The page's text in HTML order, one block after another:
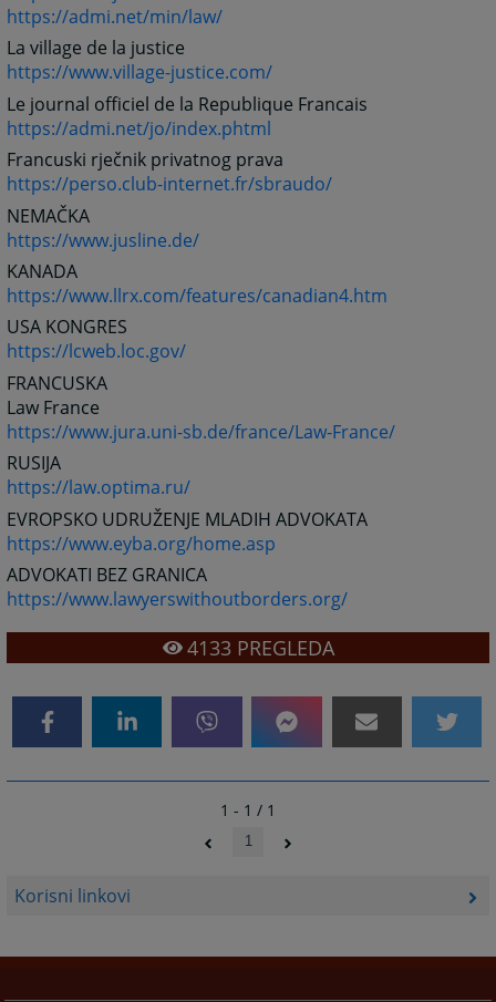
Korisni linkovi
https://admi.net/min/law/
La village de la justice
https://www.village-justice.com/
Le journal officiel de la Republique Francais
https://admi.net/jo/index.phtml
Francuski rječnik privatnog prava
https://perso.club-internet.fr/sbraudo/
NEMAČKA
https://www.jusline.de/
KANADA
https://www.llrx.com/features/canadian4.htm
USA KONGRES
https://lcweb.loc.gov/
FRANCUSKA
Law France
https://www.jura.uni-sb.de/france/Law-France/
RUSIJA
https://law.optima.ru/
EVROPSKO UDRUŽENJE MLADIH ADVOKATA
https://www.eyba.org/home.asp
ADVOKATI BEZ GRANICA
https://www.lawyerswithoutborders.org/
4133PREGLEDA
1 - 1 / 1
1